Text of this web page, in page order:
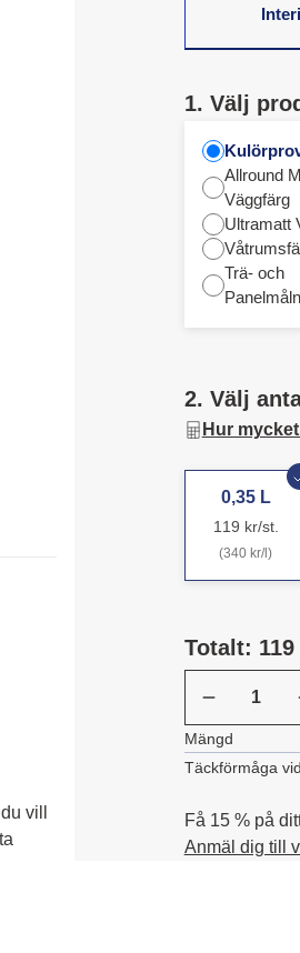
vill
1. Välj
Allround
Väggfärg
Ultramatt
Trä- och
2. Välj
Hur
0,35 L
119 kr/st.
(340 kr/l)
Totalt:
Mängd
Täckförmåga
Få 15 % på
Anmäl dig till